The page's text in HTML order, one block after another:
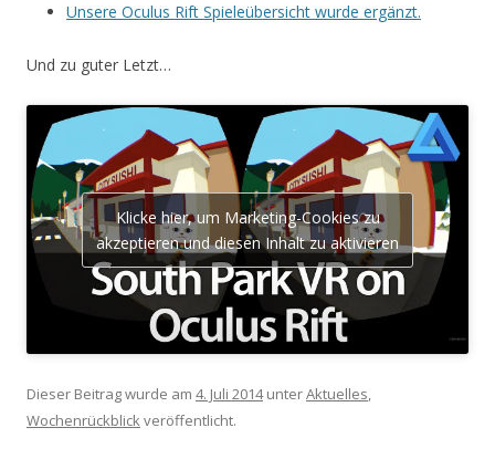
Unsere Oculus Rift Spieleübersicht wurde ergänzt.
Und zu guter Letzt…
Klicke hier, um Marketing-Cookies zu
akzeptieren und diesen Inhalt zu aktivieren
Dieser Beitrag wurde am 4. Juli 2014unterAktuelles,
Wochenrückblickveröffentlicht.